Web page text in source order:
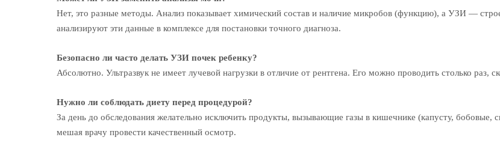
Нет, это разные методы. Анализ показывает химический состав и наличие микробов (функцию), а УЗИ —
анализируют эти данные в комплексе для постановки точного диагноза.
Безопасно ли часто делать УЗИ почек ребенку?
Абсолютно. Ультразвук не имеет лучевой нагрузки в отличие от рентгена. Его можно проводить столько раз,
Нужно ли соблюдать диету перед процедурой?
За день до обследования желательно исключить продукты, вызывающие газы в кишечнике (капусту, бобовые,
мешая врачу провести качественный осмотр.